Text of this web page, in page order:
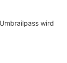
wird